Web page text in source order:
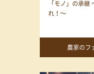
「モノ」の承継
れ！〜
農家のフ